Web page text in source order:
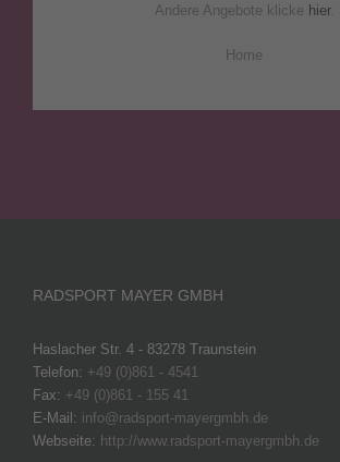
Andere Angebote klicke hier.
Home
RADSPORT MAYER GMBH
Haslacher Str. 4 - 83278 Traunstein
Telefon: +49 (0)861 - 4541
Fax: +49 (0)861 - 155 41
E-Mail: info@radsport-mayergmbh.de
Webseite: http://www.radsport-mayergmbh.de